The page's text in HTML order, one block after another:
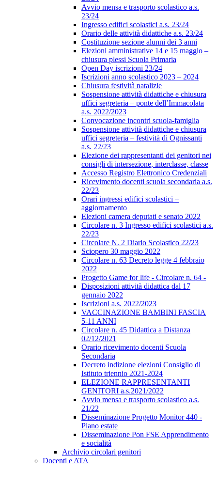
Avvio mensa e trasporto scolastico a.s.
23/24
Ingresso edifici scolastici a.s. 23/24
Orario delle attività didattiche a.s. 23/24
Costituzione sezione alunni dei 3 anni
Elezioni amministrative 14 e 15 maggio –
chiusura plessi Scuola Primaria
Open Day iscrizioni 23/24
Iscrizioni anno scolastico 2023 – 2024
Chiusura festività natalizie
Sospensione attività didattiche e chiusura
uffici segreteria – ponte dell’Immacolata
a.s. 2022/2023
Convocazione incontri scuola-famiglia
Sospensione attività didattiche e chiusura
uffici segreteria – festività di Ognissanti
a.s. 22/23
Elezione dei rappresentanti dei genitori nei
consigli di intersezione, interclasse, classe
Accesso Registro Elettronico Credenziali
Ricevimento docenti scuola secondaria a.s.
22/23
Orari ingressi edifici scolastici –
aggiornamento
Elezioni camera deputati e senato 2022
Circolare n. 3 Ingresso edifici scolastici a.s.
22/23
Circolare N. 2 Diario Scolastico 22/23
Sciopero 30 maggio 2022
Circolare n. 63 Decreto legge 4 febbraio
2022
Progetto Game for life - Circolare n. 64 -
Disposizioni attività didattica dal 17
gennaio 2022
Iscrizioni a.s. 2022/2023
VACCINAZIONE BAMBINI FASCIA
5-11 ANNI
Circolare n. 45 Didattica a Distanza
02/12/2021
Orario ricevimento docenti Scuola
Secondaria
Decreto indizione elezioni Consiglio di
Istituto triennio 2021-2024
ELEZIONE RAPPRESENTANTI
GENITORI a.s.2021/2022
Avvio mensa e trasporto scolastico a.s.
21/22
Disseminazione Progetto Monitor 440 -
Piano estate
Disseminazione Pon FSE Apprendimento
e socialità
Archivio circolari genitori
Docenti e ATA